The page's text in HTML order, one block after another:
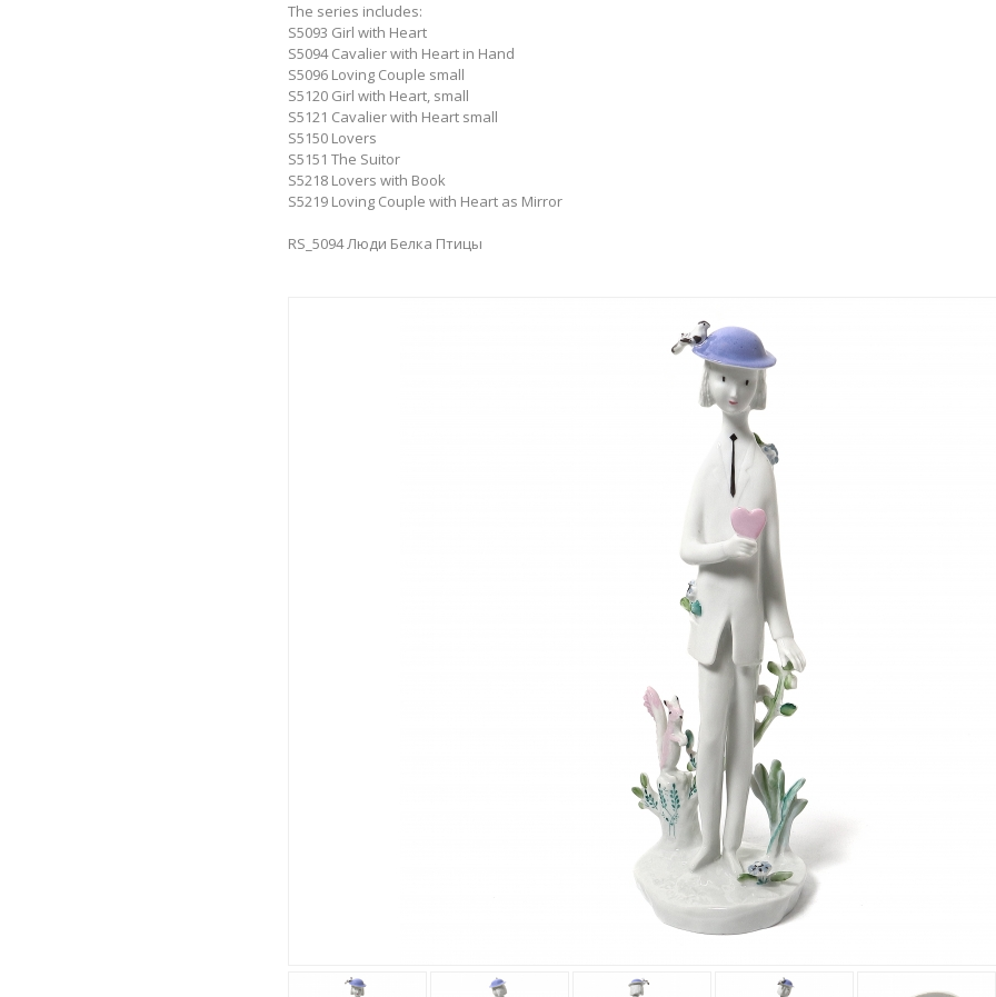
The series includes:
S5093 Girl with Heart
S5094 Cavalier with Heart in Hand
S5096 Loving Couple small
S5120 Girl with Heart, small
S5121 Cavalier with Heart small
S5150 Lovers
S5151 The Suitor
S5218 Lovers with Book
S5219 Loving Couple with Heart as Mirror
RS_5094 Люди Белка Птицы